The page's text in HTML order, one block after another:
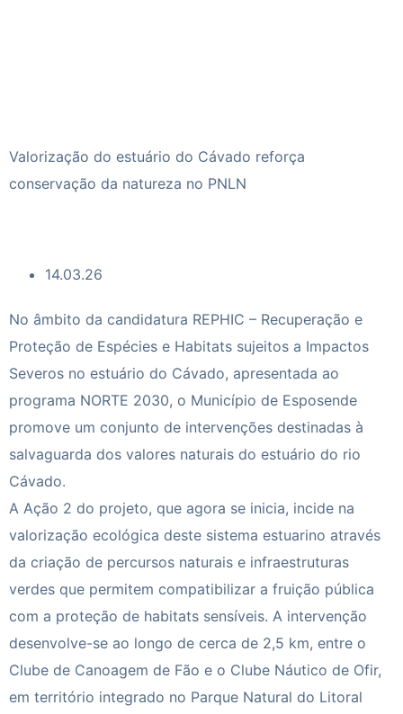
Valorização do estuário do Cávado reforça
conservação da natureza no PNLN
14.03.26
No âmbito da candidatura REPHIC – Recuperação e
Proteção de Espécies e Habitats sujeitos a Impactos
Severos no estuário do Cávado, apresentada ao
programa NORTE 2030, o Município de Esposende
promove um conjunto de intervenções destinadas à
salvaguarda dos valores naturais do estuário do rio
Cávado.
A Ação 2 do projeto, que agora se inicia, incide na
valorização ecológica deste sistema estuarino através
da criação de percursos naturais e infraestruturas
verdes que permitem compatibilizar a fruição pública
com a proteção de habitats sensíveis. A intervenção
desenvolve-se ao longo de cerca de 2,5 km, entre o
Clube de Canoagem de Fão e o Clube Náutico de Ofir,
em território integrado no Parque Natural do Litoral